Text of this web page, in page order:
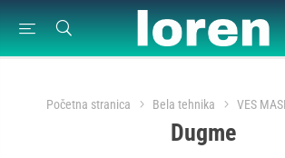
Početna stranica Bela tehnika VES
Dugme